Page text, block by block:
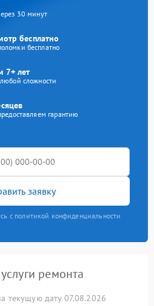
30 минут
бесплатно
бесплатно
7+ лет
сложности
гарантию
заявку
с политикой конфиденциальности
ремонта
текущую дату 07.08.2026